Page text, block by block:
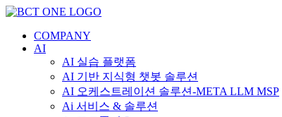
콘
COMPANY
AI
AI 실습 플랫폼
AI 기반 지식형 챗봇 솔루션
AI 오케스트레이션 솔루션-META LLM MSP
Ai 서비스 & 솔루션